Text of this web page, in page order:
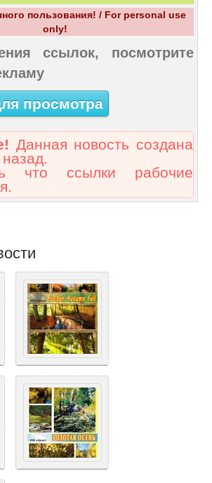
пользования! / For personal use
only!
ссылок, посмотрите
просмотра
Данная новость создана
что ссылки рабочие